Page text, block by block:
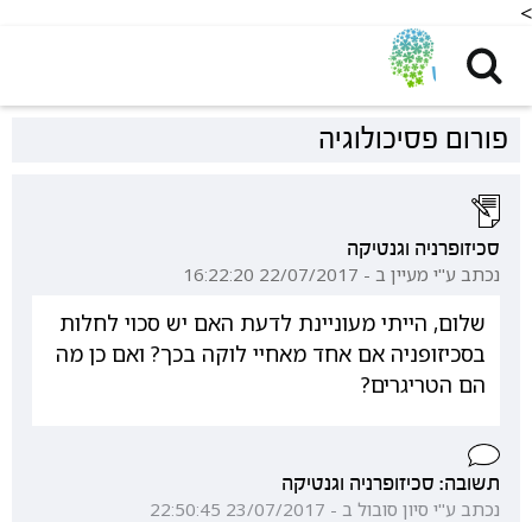
<
פורום פסיכולוגיה
סכיזופרניה וגנטיקה
נכתב ע"י מעיין ב - 22/07/2017 16:22:20
שלום, הייתי מעוניינת לדעת האם יש סכוי לחלות
בסכיזופניה אם אחד מאחיי לוקה בכך? ואם כן מה
הם הטריגרים?
תשובה: סכיזופרניה וגנטיקה
נכתב ע"י סיון סובול ב - 23/07/2017 22:50:45